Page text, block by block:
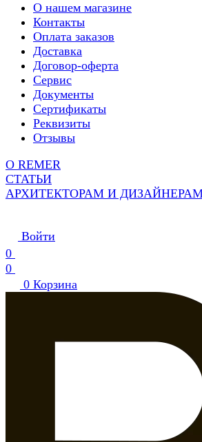
О нашем магазине
Контакты
Оплата заказов
Доставка
Договор-оферта
Сервис
Документы
Сертификаты
Реквизиты
Отзывы
О REMER
СТАТЬИ
АРХИТЕКТОРАМ И
Войти
0
0
0 Корзина